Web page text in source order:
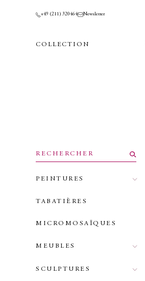
+49 (211) 320464 Newsletter
COLLECTION
PEINTURES
TABATIÈRES
MICROMOSAÏQUES
MEUBLES
SCULPTURES